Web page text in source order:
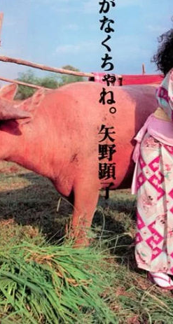
Catalogus
Dit is slechts een deel
uitgebreide catalogus
Coast.
Voor een
kunt u contact met
Voor retailers is ook
bestelformulier met
beschikbaar.
In deze catalogus
recente releases
zoekopties (naam,
geluidsdrager, genre
hieronder.
Tip: met het